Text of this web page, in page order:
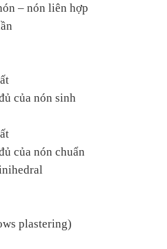
– nón liên hợp
của nón sinh
của nón chuẩn
plastering)